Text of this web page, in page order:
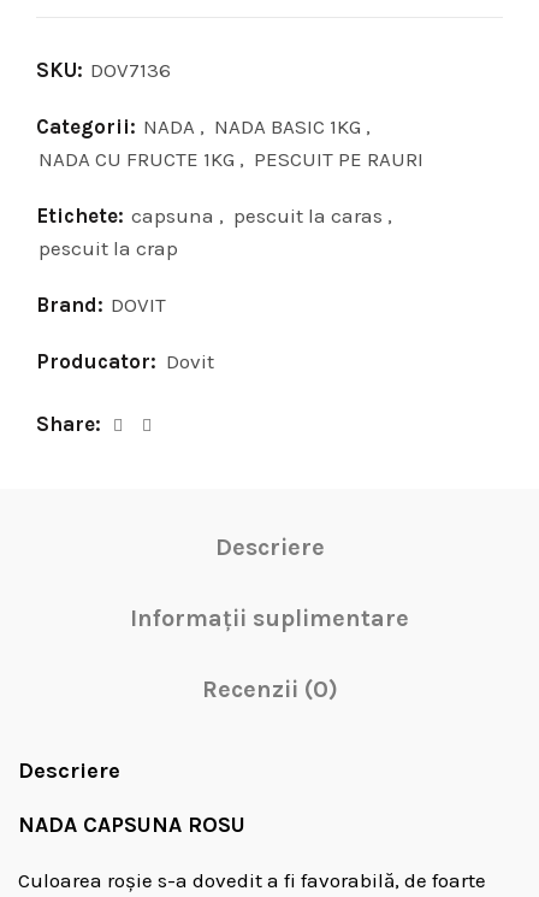
SKU: DOV7136
Categorii: NADA , NADA BASIC 1KG ,
NADA CU FRUCTE 1KG , PESCUIT PE RAURI
Etichete: capsuna , pescuit la caras ,
pescuit la crap
Brand: DOVIT
Producator: Dovit
Share
Descriere
Informații suplimentare
Recenzii (0)
Descriere
NADA CAPSUNA ROSU
Culoarea roșie s-a dovedit a fi favorabilă, de foarte